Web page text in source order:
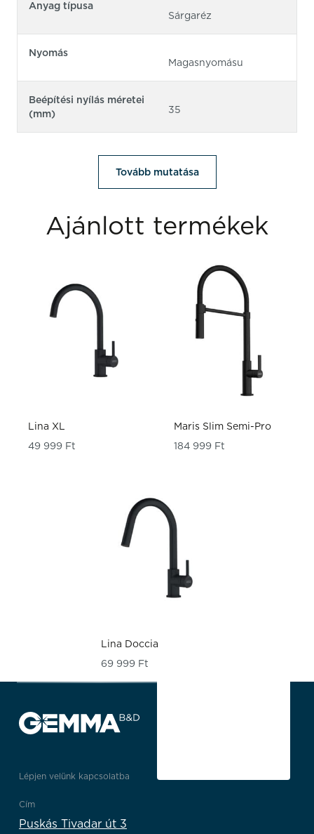
Anyag típusa
Sárgaréz
Nyomás
Magasnyomásu
Beépítési nyílás méretei
(mm)
35
Tovább mutatása
Ajánlott termékek
Lina XL
49 999 Ft
Maris Slim Semi-Pro
184 999 Ft
Lina Doccia
69 999 Ft
Lépjen velünk kapcsolatba
Cím
Puskás Tivadar út 3